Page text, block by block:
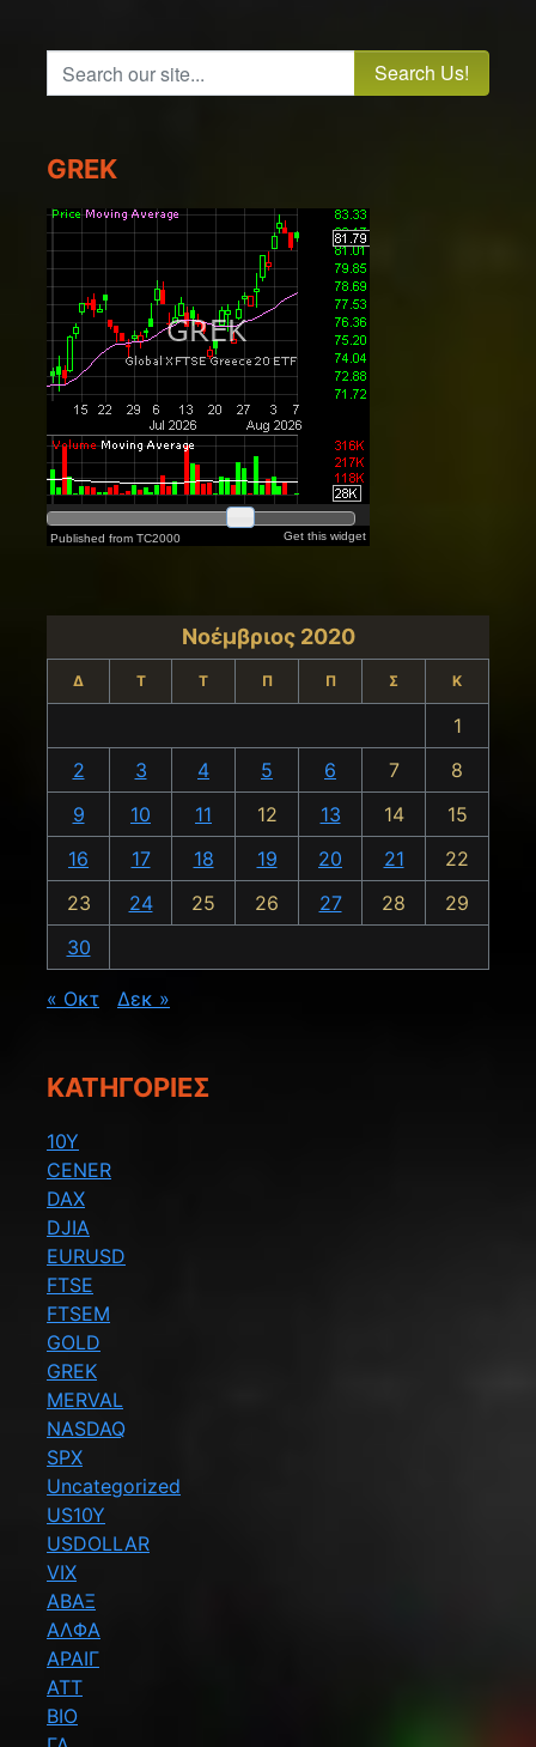
Search our site...
GREK
Νοέμβριος 2020
Δ Τ Τ Π Π Σ Κ
1
2
3 4 5 6 7
8
9
10 11 12 13 14
15
16
17 18 19 20 21
22
23
24 25 26 27 28
29
30
« Οκτ Δεκ »
KΑΤΗΓΟΡΊΕΣ
10Y
CENER
DAX
DJIA
EURUSD
FTSE
FTSEM
GOLD
GREK
MERVAL
NASDAQ
SPX
Uncategorized
US10Y
USDOLLAR
VIX
ΑΒΑΞ
ΑΛΦΑ
ΑΡΑΙΓ
ΑΤΤ
ΒΙΟ